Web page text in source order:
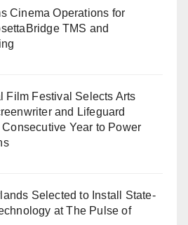
Cinema Operations for
TMS and
Film Festival Selects Arts
and Lifeguard
Year to Power
Selected to Install State-
at The Pulse of